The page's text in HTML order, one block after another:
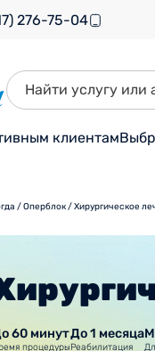
276-75-04
клиентам
/Оперблок/Хирургическое
60 минут
процедуры
До 1 месяца
Реабилитация